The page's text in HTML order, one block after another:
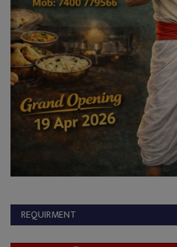
REQUIRMENT